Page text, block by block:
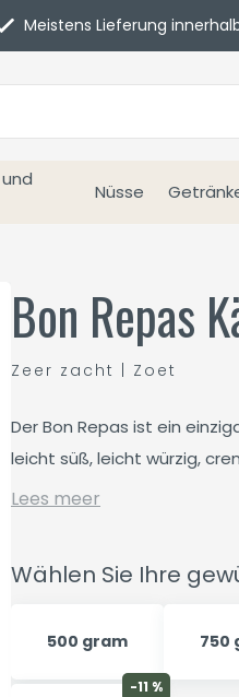
Nüsse
Meistens Lieferung innerhalb von 3
Bon Repas
Zeer zacht | Zoet
Der Bon Repas ist ein
leicht süß, leicht würzig,
Lees meer
Wählen Sie Ihre
500 gram 750
-11 %